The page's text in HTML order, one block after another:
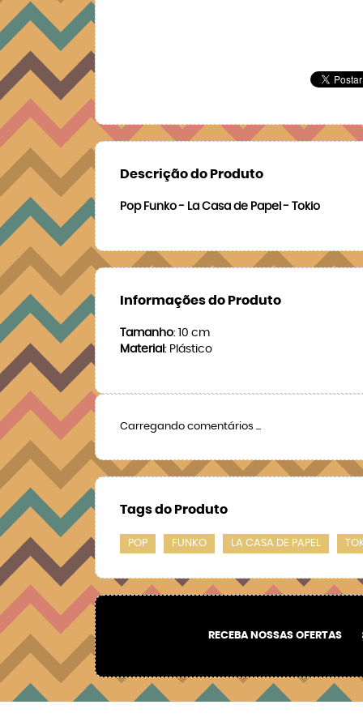
Descrição do Produto
Pop Funko - La Casa de Papel - Tokio
Informações do Produto
Tamanho: 10 cm
Material : Plástico
Carregando comentários ...
Tags do Produto
POP FUNKO LA CASA DE PAPEL
RECEBA NOSSAS OFERTAS